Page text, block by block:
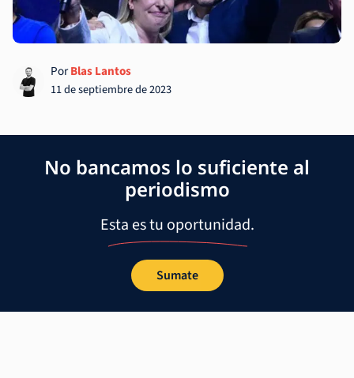
PorBlas Lantos
11 de septiembre de 2023
No bancamos lo suficiente al
periodismo
Esta es tu oportunidad.
Sumate